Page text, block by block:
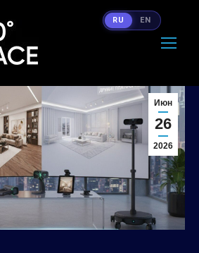
Июн
26
2026
RU EN